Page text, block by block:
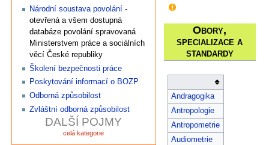
Národní soustava povolání -
otevřená a všem dostupná
databáze povolání spravovaná
Ministerstvem práce a sociálních
věcí České republiky
Školení bezpečnosti práce
Poskytování informací o BOZP
Odborná způsobilost
Zvláštní odborná způsobilost
DALŠÍ POJMY
celá kategorie
Obory,
specializace a
standardy
Andragogika
Antropologie
Antropometrie
Audiometrie